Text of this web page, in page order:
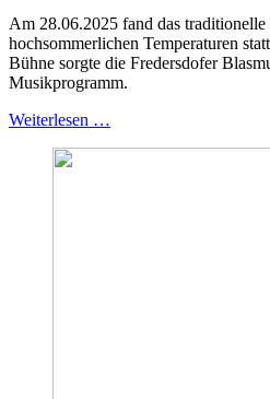
Am 28.06.2025 fand das traditionelle
hochsommerlichen Temperaturen
Bühne sorgte die Fredersdofer
Musikprogramm.
Weiterlesen …